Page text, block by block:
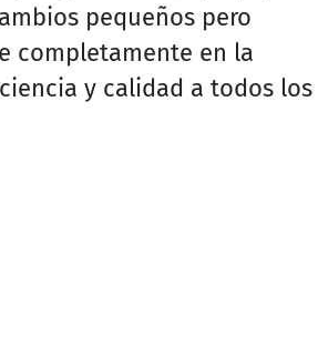
pequeños pero
completamente en la
y calidad a todos los